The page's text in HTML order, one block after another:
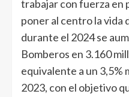
trabajar con fuerza en
poner al centro la vida
durante el 2024 se
Bomberos en 3.160
equivalente a un 3,5%
2023, con el objetivo